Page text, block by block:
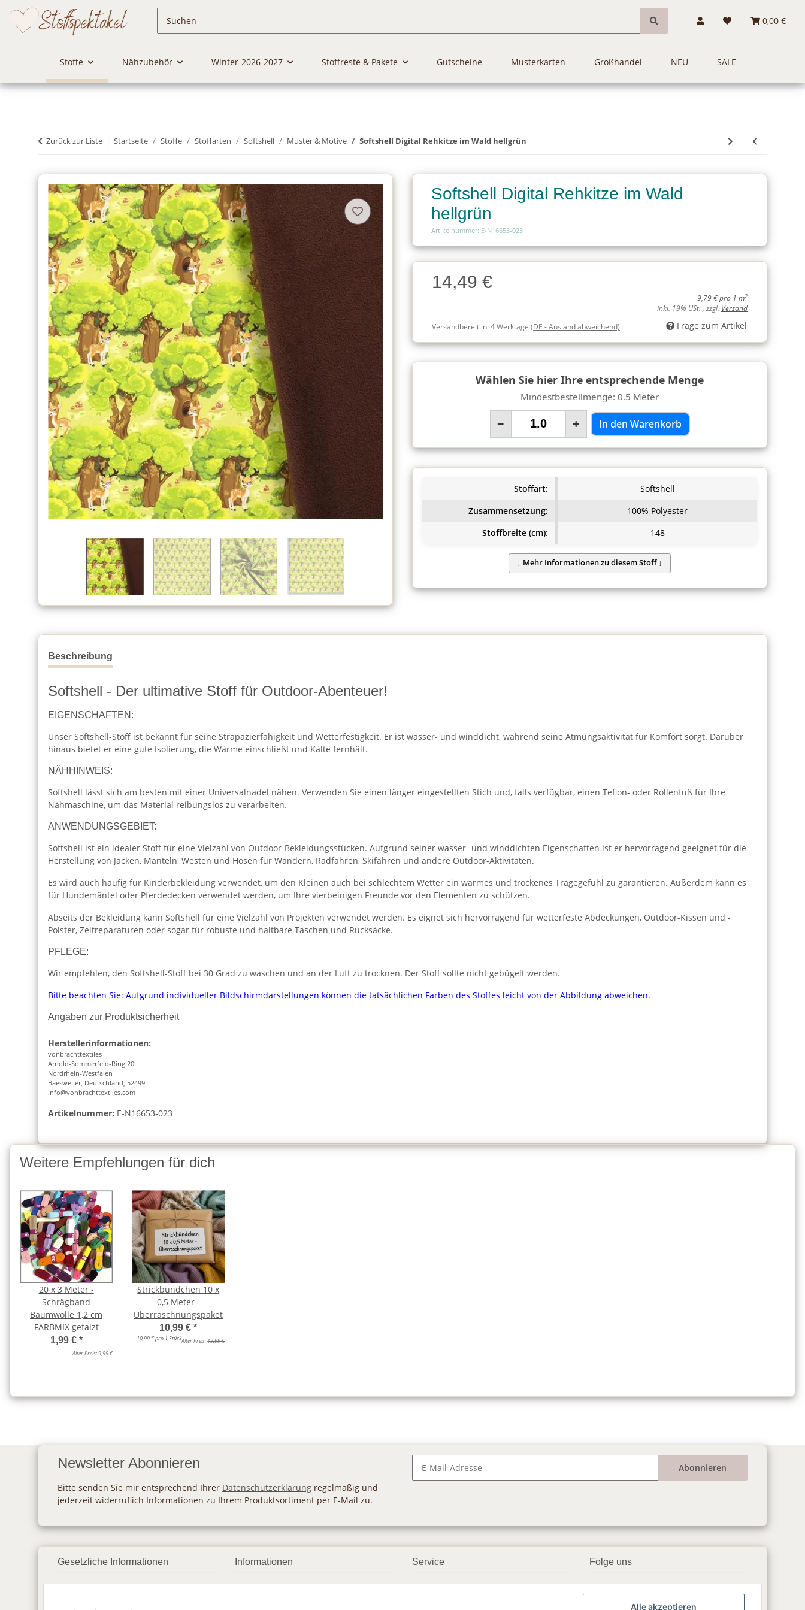
0,00 €
Stoffe Nähzubehör Winter-2026-2027 Stoffreste & Pakete Gutscheine Musterkarten Großhandel NEU SALE
Zurück zur Liste Startseite Stoffe Stoffarten Softshell Muster & Motive Softshell Digital Rehkitze im Wald hellgrün
Softshell Digital Rehkitze im Wald
hellgrün
Artikelnummer: E-N16653-023
Charge
Charge14,49 €
9,79 € pro 1 m2
inkl. 19% USt. , zzgl. Versand
Versandbereit in:4 Werktage (DE - Ausland abweichend) Frage zum Artikel
Wählen Sie hier Ihre entsprechende Menge
Mindestbestellmenge: 0.5 Meter
− + In den Warenkorb
Stoffart:
Softshell
Zusammensetzung:
100% Polyester
Stoffbreite (cm):
148
Beschreibung
Softshell - Der ultimative Stoff für Outdoor-Abenteuer!
EIGENSCHAFTEN:
Unser Softshell-Stoff ist bekannt für seine Strapazierfähigkeit und Wetterfestigkeit. Er ist wasser- und winddicht, während seine Atmungsaktivität für Komfort sorgt. Darüber
hinaus bietet er eine gute Isolierung, die Wärme einschließt und Kälte fernhält.
NÄHHINWEIS:
Softshell lässt sich am besten mit einer Universalnadel nähen. Verwenden Sie einen länger eingestellten Stich und, falls verfügbar, einen Teflon- oder Rollenfuß für Ihre
Nähmaschine, um das Material reibungslos zu verarbeiten.
ANWENDUNGSGEBIET:
Softshell ist ein idealer Stoff für eine Vielzahl von Outdoor-Bekleidungsstücken. Aufgrund seiner wasser- und winddichten Eigenschaften ist er hervorragend geeignet für die
Herstellung von Jacken, Mänteln, Westen und Hosen für Wandern, Radfahren, Skifahren und andere Outdoor-Aktivitäten.
Es wird auch häufig für Kinderbekleidung verwendet, um den Kleinen auch bei schlechtem Wetter ein warmes und trockenes Tragegefühl zu garantieren. Außerdem kann es
für Hundemäntel oder Pferdedecken verwendet werden, um Ihre vierbeinigen Freunde vor den Elementen zu schützen.
Abseits der Bekleidung kann Softshell für eine Vielzahl von Projekten verwendet werden. Es eignet sich hervorragend für wetterfeste Abdeckungen, Outdoor-Kissen und -
Polster, Zeltreparaturen oder sogar für robuste und haltbare Taschen und Rucksäcke.
PFLEGE:
Wir empfehlen, den Softshell-Stoff bei 30 Grad zu waschen und an der Luft zu trocknen. Der Stoff sollte nicht gebügelt werden.
Bitte beachten Sie: Aufgrund individueller Bildschirmdarstellungen können die tatsächlichen Farben des Stoffes leicht von der Abbildung abweichen.
Angaben zur Produktsicherheit
Herstellerinformationen:
vonbrachttextiles
Arnold-Sommerfeld-Ring 20
Nordrhein-Westfalen
Baesweiler, Deutschland, 52499
info@vonbrachttextiles.com
Artikelnummer: E-N16653-023
Weitere Empfehlungen für dich
20 x 3 Meter -
Schrägband
Baumwolle 1,2 cm
FARBMIX gefalzt
1,99 € *
Alter Preis:9,99 €
Strickbündchen 10 x
0,5 Meter -
Überraschnungspaket
10,99 €*
10,99 € pro 1 StückAlter Preis:19,99 €
Newsletter Abonnieren
Bitte senden Sie mir entsprechend Ihrer Datenschutzerklärung regelmäßig und
jederzeit widerruflich Informationen zu Ihrem Produktsortiment per E-Mail zu.
Abonnieren
Gesetzliche Informationen Informationen Service Folge uns
▶️ YouTube
Alle akzeptieren